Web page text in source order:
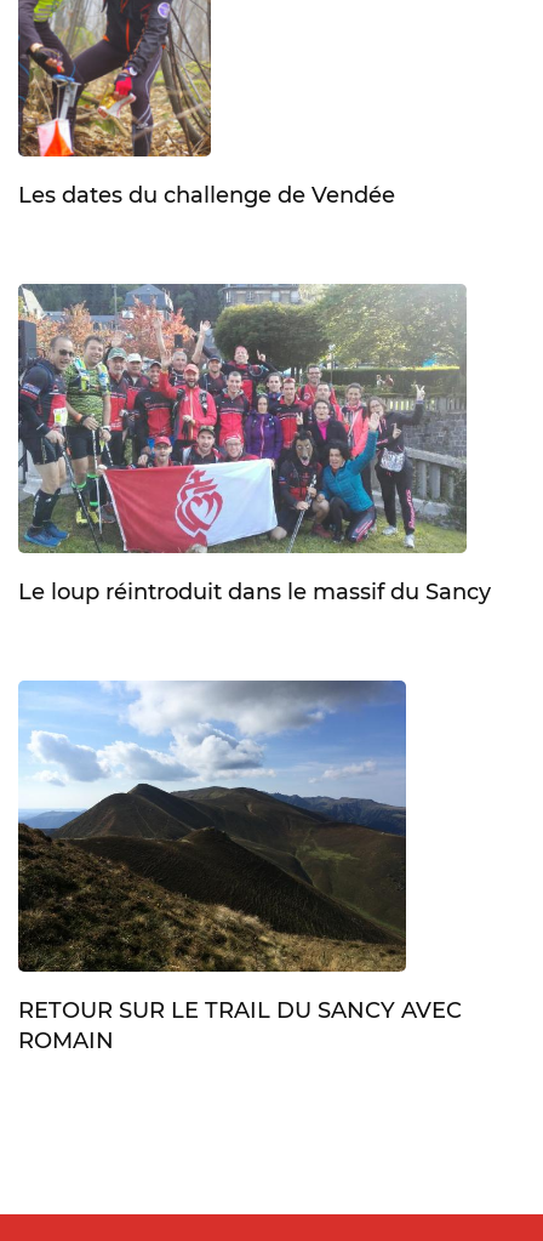
Les dates du challenge de Vendée
Le loup réintroduit dans le massif du Sancy
RETOUR SUR LE TRAIL DU SANCY AVEC
ROMAIN